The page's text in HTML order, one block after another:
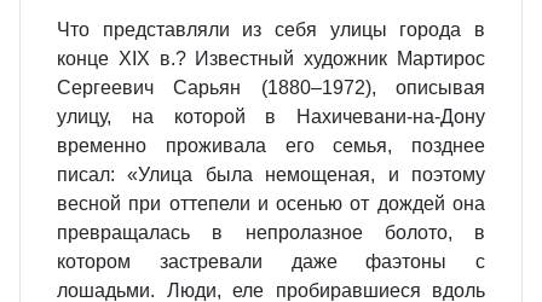
Что представляли из себя улицы города в
конце XIX в.? Известный художник Мартирос
Сергеевич Сарьян (1880–1972), описывая
улицу, на которой в Нахичевани-на-Дону
временно проживала его семья, позднее
писал: «Улица была немощеная, и поэтому
весной при оттепели и осенью от дождей она
превращалась в непролазное болото, в
котором застревали даже фаэтоны с
лошадьми. Люди, еле пробиравшиеся вдоль